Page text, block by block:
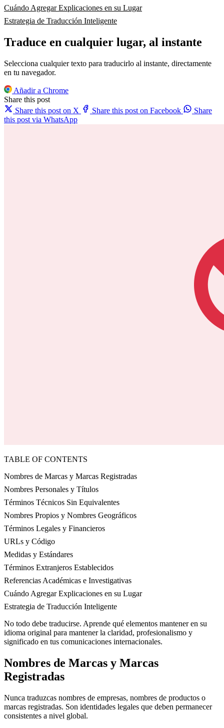
Cuándo Agregar Explicaciones en su Lugar
Estrategia de Traducción Inteligente
Traduce en cualquier lugar, al instante
Selecciona cualquier texto para traducirlo al instante, directamente
en tu navegador.
Añadir a Chrome
Share this post
Share this post on X
Share this post on Facebook
Share
this post via WhatsApp
TABLE OF CONTENTS
Nombres de Marcas y Marcas Registradas
Nombres Personales y Títulos
Términos Técnicos Sin Equivalentes
Nombres Propios y Nombres Geográficos
Términos Legales y Financieros
URLs y Código
Medidas y Estándares
Términos Extranjeros Establecidos
Referencias Académicas e Investigativas
Cuándo Agregar Explicaciones en su Lugar
Estrategia de Traducción Inteligente
No todo debe traducirse. Aprende qué elementos mantener en su
idioma original para mantener la claridad, profesionalismo y
significado en tus comunicaciones internacionales.
Nombres de Marcas y Marcas
Registradas
Nunca traduzcas nombres de empresas, nombres de productos o
marcas registradas. Son identidades legales que deben permanecer
consistentes a nivel global.